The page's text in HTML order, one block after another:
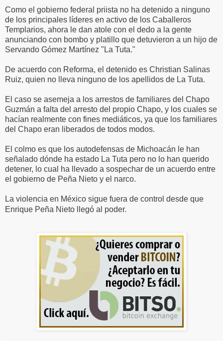
Como el gobierno federal priista no ha detenido a ninguno
de los principales líderes en activo de los Caballeros
Templarios, ahora le dan atole con el dedo a la gente
anunciando con bombo y platillo que detuvieron a un hijo de
Servando Gómez Martínez "La Tuta."
De acuerdo con Reforma, el detenido es Christian Salinas
Ruiz, quien no lleva ninguno de los apellidos de La Tuta.
El caso se asemeja a los arrestos de familiares del Chapo
Guzmán a falta del arresto del propio Chapo, y los cuales se
hacían realmente con fines mediáticos, ya que los familiares
del Chapo eran liberados de todos modos.
El colmo es que los autodefensas de Michoacán le han
señalado dónde ha estado La Tuta pero no lo han querido
detener, lo cual ha llevado a sospechar de un acuerdo entre
el gobierno de Peña Nieto y el narco.
La violencia en México sigue fuera de control desde que
Enrique Peña Nieto llegó al poder.